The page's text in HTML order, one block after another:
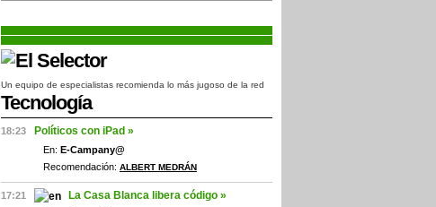
Un equipo de especialistas recomienda lo más jugoso de la red
Tecnología
18:23 Políticos con iPad »
En: E-Campany@
Recomendación: ALBERT MEDRÁN
17:21 La Casa Blanca libera código »